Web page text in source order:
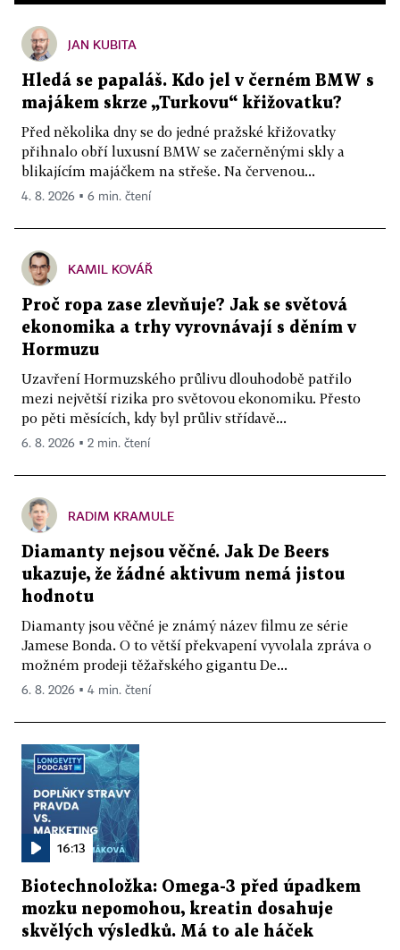
JAN KUBITA
Hledá se papaláš. Kdo jel v černém BMW s
majákem skrze „Turkovu“ křižovatku?
Před několika dny se do jedné pražské křižovatky
přihnalo obří luxusní BMW se začerněnými skly a
blikajícím majáčkem na střeše. Na červenou...
4. 8. 2026 ▪ 6 min. čtení
KAMIL KOVÁŘ
Proč ropa zase zlevňuje? Jak se světová
ekonomika a trhy vyrovnávají s děním v
Hormuzu
Uzavření Hormuzského průlivu dlouhodobě patřilo
mezi největší rizika pro světovou ekonomiku. Přesto
po pěti měsících, kdy byl průliv střídavě...
6. 8. 2026 ▪ 2 min. čtení
RADIM KRAMULE
Diamanty nejsou věčné. Jak De Beers
ukazuje, že žádné aktivum nemá jistou
hodnotu
Diamanty jsou věčné je známý název filmu ze série
Jamese Bonda. O to větší překvapení vyvolala zpráva o
možném prodeji těžařského gigantu De...
6. 8. 2026 ▪ 4 min. čtení
16:13
Biotechnoložka: Omega-3 před úpadkem
mozku nepomohou, kreatin dosahuje
skvělých výsledků. Má to ale háček